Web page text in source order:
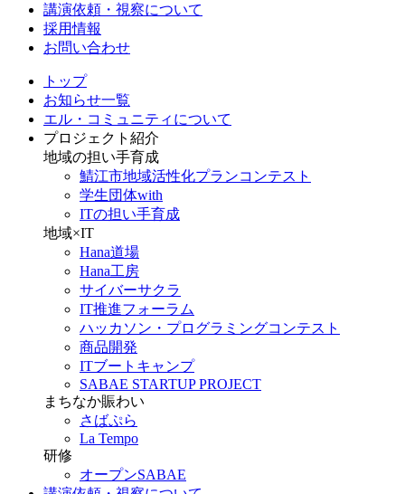
講演依頼・視察について
採用情報
お問い合わせ
トップ
お知らせ一覧
エル・コミュニティについて
プロジェクト紹介
地域の担い手育成
鯖江市地域活性化プランコンテスト
学生団体with
ITの担い手育成
地域×IT
Hana道場
Hana工房
サイバーサクラ
IT推進フォーラム
ハッカソン・プログラミングコンテスト
商品開発
ITブートキャンプ
SABAE STARTUP PROJECT
まちなか賑わい
さばぷら
La Tempo
研修
オープンSABAE